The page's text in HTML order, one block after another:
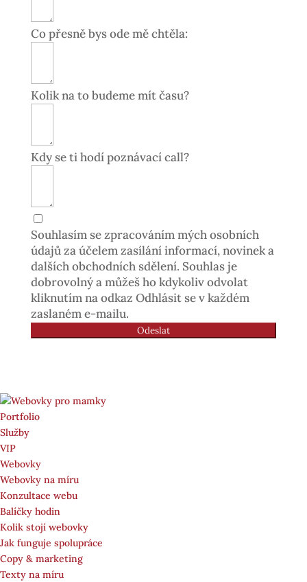
Co přesně bys ode mě chtěla:
Kolik na to budeme mít času?
Kdy se ti hodí poznávací call?
Souhlasím se zpracováním mých osobních
údajů za účelem zasílání informací, novinek a
dalších obchodních sdělení. Souhlas je
dobrovolný a můžeš ho kdykoliv odvolat
kliknutím na odkaz Odhlásit se v každém
zaslaném e-mailu.
Odeslat
Portfolio
Služby
VIP
Webovky
Webovky na míru
Konzultace webu
Balíčky hodin
Kolik stojí webovky
Jak funguje spolupráce
Copy & marketing
Texty na míru